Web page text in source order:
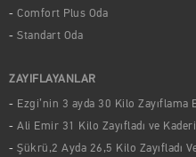
Comfort Plus Oda
Standart Oda
ZAYIFLAYANLAR
Ezgi’nin 3 ayda 30 Kilo Zayıflama
Ali Emir 31 Kilo Zayıfladı ve
Şükrü,2 Ayda 26,5 Kilo Zayıfladı